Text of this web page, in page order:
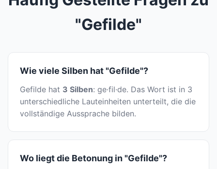
"Gefilde"
Wie viele Silben hat "Gefilde"?
Gefilde hat 3 Silben: ge·fil·de. Das Wort ist in 3
unterschiedliche Lauteinheiten unterteilt, die die
vollständige Aussprache bilden.
Wo liegt die Betonung in "Gefilde"?